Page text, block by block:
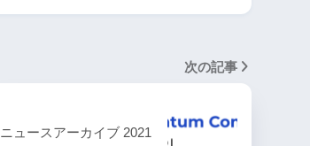
次の記事
ニュースアーカイブ 2021